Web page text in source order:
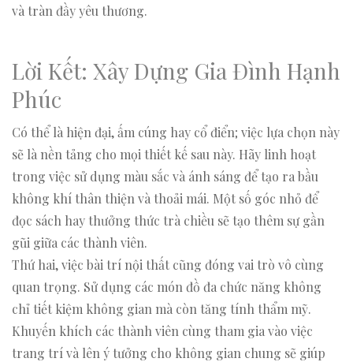
và tràn đầy yêu thương.
Lời Kết: Xây Dựng Gia Đình Hạnh
Phúc
Có thể là hiện đại, ấm cúng hay cổ điển; việc lựa chọn này
sẽ là nền tảng cho mọi thiết kế sau này. Hãy linh hoạt
trong việc sử dụng màu sắc và ánh sáng để tạo ra bầu
không khí thân thiện và thoải mái. Một số góc nhỏ để
đọc sách hay thưởng thức trà chiều sẽ tạo thêm sự gần
gũi giữa các thành viên.
Thứ hai, việc bài trí nội thất cũng đóng vai trò vô cùng
quan trọng. Sử dụng các món đồ đa chức năng không
chỉ tiết kiệm không gian mà còn tăng tính thẩm mỹ.
Khuyến khích các thành viên cùng tham gia vào việc
trang trí và lên ý tưởng cho không gian chung sẽ giúp